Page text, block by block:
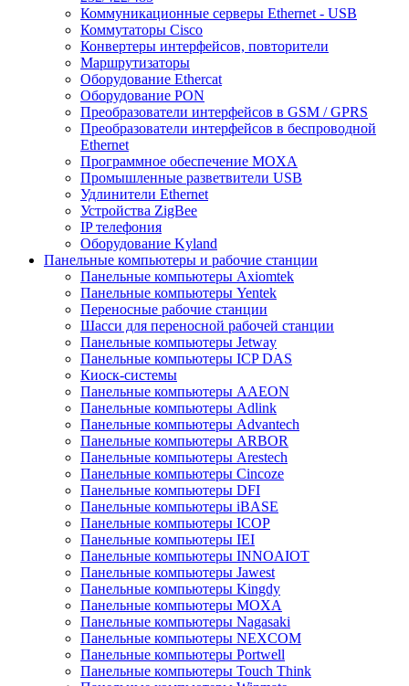
Коммуникационные серверы Ethernet - USB
Коммутаторы Cisco
Конвертеры интерфейсов, повторители
Маршрутизаторы
Оборудование Ethercat
Оборудование PON
Преобразователи интерфейсов в GSM / GPRS
Преобразователи интерфейсов в беспроводной
Ethernet
Программное обеспечение MOXA
Промышленные разветвители USB
Удлинители Ethernet
Устройства ZigBee
IP телефония
Оборудование Kyland
Панельные компьютеры и рабочие станции
Панельные компьютеры Axiomtek
Панельные компьютеры Yentek
Переносные рабочие станции
Шасси для переносной рабочей станции
Панельные компьютеры Jetway
Панельные компьютеры ICP DAS
Киоск-системы
Панельные компьютеры AAEON
Панельные компьютеры Adlink
Панельные компьютеры Advantech
Панельные компьютеры ARBOR
Панельные компьютеры Arestech
Панельные компьютеры Cincoze
Панельные компьютеры DFI
Панельные компьютеры iBASE
Панельные компьютеры ICOP
Панельные компьютеры IEI
Панельные компьютеры INNOAIOT
Панельные компьютеры Jawest
Панельные компьютеры Kingdy
Панельные компьютеры MOXA
Панельные компьютеры Nagasaki
Панельные компьютеры NEXCOM
Панельные компьютеры Portwell
Панельные компьютеры Touch Think